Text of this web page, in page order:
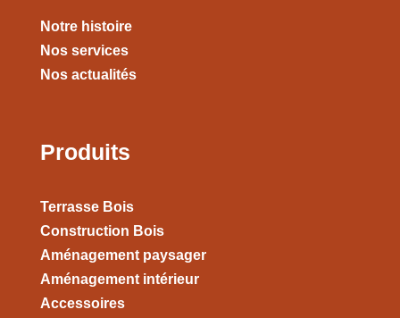
Notre histoire
Nos services
Nos actualités
Produits
Terrasse Bois
Construction Bois
Aménagement paysager
Aménagement intérieur
Accessoires